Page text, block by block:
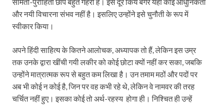
और नयी विचारना संभव नहीं है। इसलिए उन्होंने इसे चुनौती के रूप में
स्वीकार किया।
अपने हिंदी साहित्य के कितने आलोचक, अध्यापक तो हैं, लेकिन इस उम्र
तक उनके द्वारा खींची गयी लकीर को कोई छोटा क्यों नहीं कर सका, जबकि
उन्होंने मात्रात्मक रूप से बहुत कम लिखा है। उन तमाम मठों और पदों पर
अब भी कोई न कोई है, जिन पर वह कभी रहे थे, लेकिन वे नामवर की तरह
चर्चित नहीं हुए। इसका कोई तो अर्थ-रहस्य होगा ही। निश्चित ही उन्हें